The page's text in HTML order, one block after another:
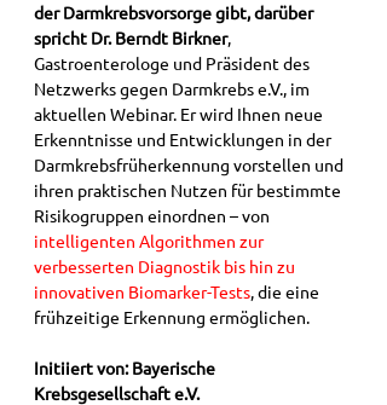
der Darmkrebsvorsorge gibt, darüber
spricht Dr. Berndt Birkner,
Gastroenterologe und Präsident des
Netzwerks gegen Darmkrebs e.V., im
aktuellen Webinar. Er wird Ihnen neue
Erkenntnisse und Entwicklungen in der
Darmkrebsfrüherkennung vorstellen und
ihren praktischen Nutzen für bestimmte
Risikogruppen einordnen – von
intelligenten Algorithmen zur
verbesserten Diagnostik bis hin zu
innovativen Biomarker-Tests, die eine
frühzeitige Erkennung ermöglichen.
Initiiert von: Bayerische
Krebsgesellschaft e.V.